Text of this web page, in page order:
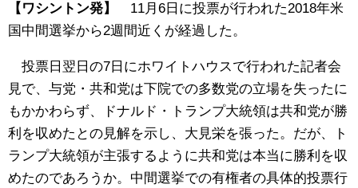
【ワシントン発】
11月6日に投票が行われた2018年米
国中間選挙から2週間近くが経過した。
投票日翌日の7日にホワイトハウスで行われた記者会
見で、与党・共和党は下院での多数党の立場を失ったに
もかかわらず、ドナルド・トランプ大統領は共和党が勝
利を収めたとの見解を示し、大見栄を張った。だが、ト
ランプ大統領が主張するように共和党は本当に勝利を収
めたのであろうか。中間選挙での有権者の具体的投票行